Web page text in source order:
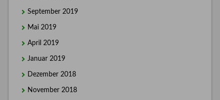
September 2019
Mai 2019
April 2019
Januar 2019
Dezember 2018
November 2018